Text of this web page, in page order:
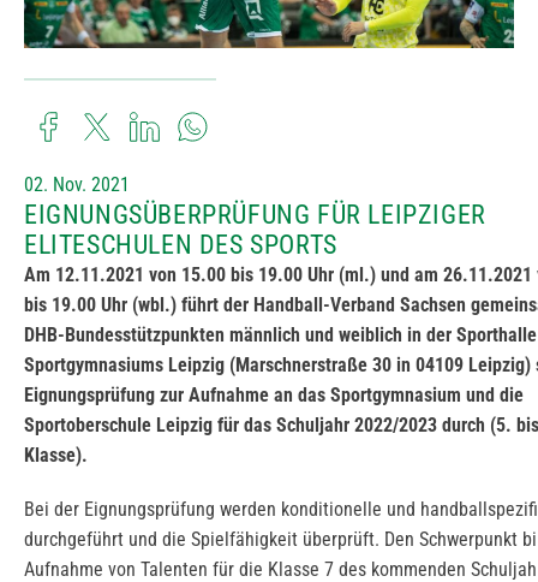
02. Nov. 2021
EIGNUNGSÜBERPRÜFUNG FÜR LEIPZIGER
ELITESCHULEN DES SPORTS
Am 12.11.2021 von 15.00 bis 19.00 Uhr (ml.) und am 26.11.2021
bis 19.00 Uhr (wbl.) führt der Handball-Verband Sachsen
DHB-Bundesstützpunkten männlich und weiblich in der
Sportgymnasiums Leipzig (Marschnerstraße 30 in 04109 Leipzig)
Eignungsprüfung zur Aufnahme an das Sportgymnasium und die
Sportoberschule Leipzig für das Schuljahr 2022/2023 durch (5.
Klasse).
Bei der Eignungsprüfung werden konditionelle und
durchgeführt und die Spielfähigkeit überprüft. Den Schwerpunkt
Aufnahme von Talenten für die Klasse 7 des kommenden